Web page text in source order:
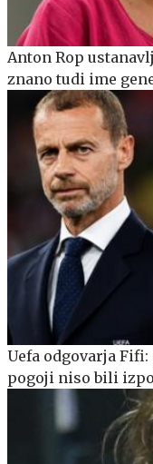
Anton Rop
znano tudi ime
Uefa odgovarja
pogoji niso bili